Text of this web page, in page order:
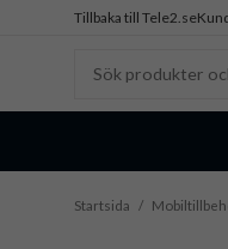
Tillbaka till Tele2.se
Startsida /